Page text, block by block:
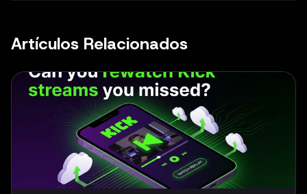
Artículos Relacionados